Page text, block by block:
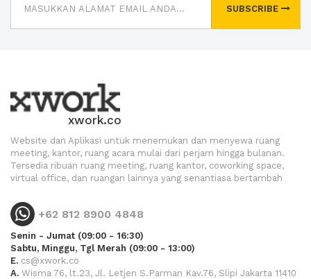
SUBSCRIBE
xwork.co
Website dan Aplikasi untuk menemukan dan menyewa ruang
meeting, kantor, ruang acara mulai dari perjam hingga bulanan.
Tersedia ribuan ruang meeting, ruang kantor, coworking space,
virtual office, dan ruangan lainnya yang senantiasa bertambah
+62 812 8900 4848
Senin - Jumat (09:00 - 16:30)
Sabtu, Minggu, Tgl Merah (09:00 - 13:00)
E. cs@xwork.co
A. Wisma 76, lt.23, Jl. Letjen S.Parman Kav.76, Slipi Jakarta 11410